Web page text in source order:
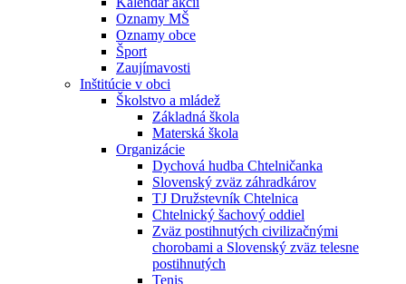
Oznamy MŠ
Oznamy obce
Šport
Zaujímavosti
Inštitúcie v obci
Školstvo a mládež
Základná škola
Materská škola
Organizácie
Dychová hudba Chtelničanka
Slovenský zväz záhradkárov
TJ Družstevník Chtelnica
Chtelnický šachový oddiel
Zväz postihnutých civilizačnými
chorobami a Slovenský zväz telesne
postihnutých
Tenis